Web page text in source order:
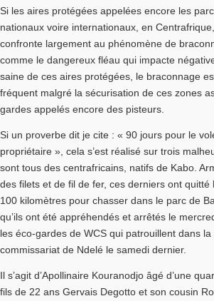
Si les aires protégées appelées encore les
nationaux voire internationaux, en
confronte largement au phénomène de
comme le dangereux fléau qui impacte
saine de ces aires protégées, le braconnage
fréquent malgré la sécurisation de ces zones
gardes appelés encore des pisteurs.
Si un proverbe dit je cite : « 90 jours pour le
propriétaire », cela s’est réalisé sur trois
sont tous des centrafricains, natifs de Kabo.
des filets et de fil de fer, ces derniers ont quitté
100 kilomètres pour chasser dans le parc de
qu’ils ont été appréhendés et arrêtés le
les éco-gardes de WCS qui patrouillent dans
commissariat de Ndelé le samedi dernier.
Il s’agit d’Apollinaire Kouranodjo âgé d’une
fils de 22 ans Gervais Degotto et son cousin